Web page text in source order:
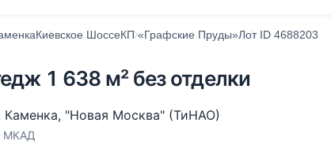
Киевское ШоссеКП «Графские Пруды»Лот ID 4688203
1 638 м² без отделки
Каменка, "Новая Москва" (ТиНАО)
МКАД